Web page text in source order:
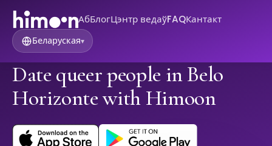
АбБлогЦэнтр ведаўFAQКантакт
Беларуская▾
Date queer people in Belo
Horizonte with Himoon